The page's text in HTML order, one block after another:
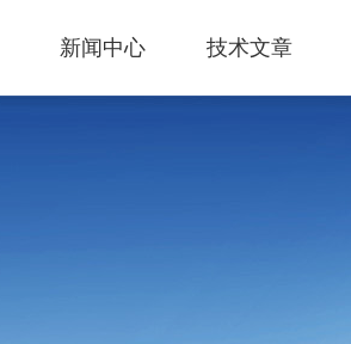
新闻中心 技术文章